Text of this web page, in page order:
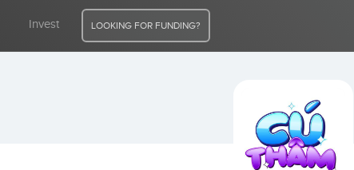
Invest LOOKING FOR FUNDING?